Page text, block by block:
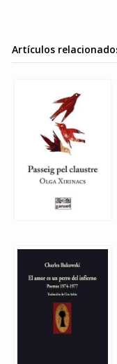
Artículos